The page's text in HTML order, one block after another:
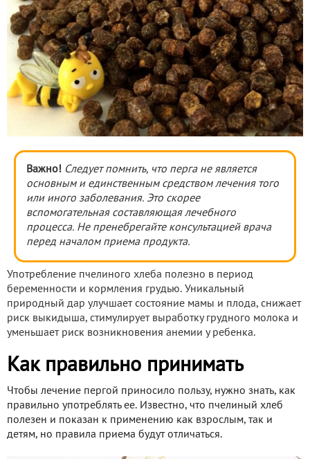
Важно! Следует помнить, что перга не является
основным и единственным средством лечения того
или иного заболевания. Это скорее
вспомогательная составляющая лечебного
процесса. Не пренебрегайте консультацией врача
перед началом приема продукта.
Употребление пчелиного хлеба полезно в период
беременности и кормления грудью. Уникальный
природный дар улучшает состояние мамы и плода, снижает
риск выкидыша, стимулирует выработку грудного молока и
уменьшает риск возникновения анемии у ребенка.
Как правильно принимать
Чтобы лечение пергой приносило пользу, нужно знать, как
правильно употреблять ее. Известно, что пчелиный хлеб
полезен и показан к применению как взрослым, так и
детям, но правила приема будут отличаться.